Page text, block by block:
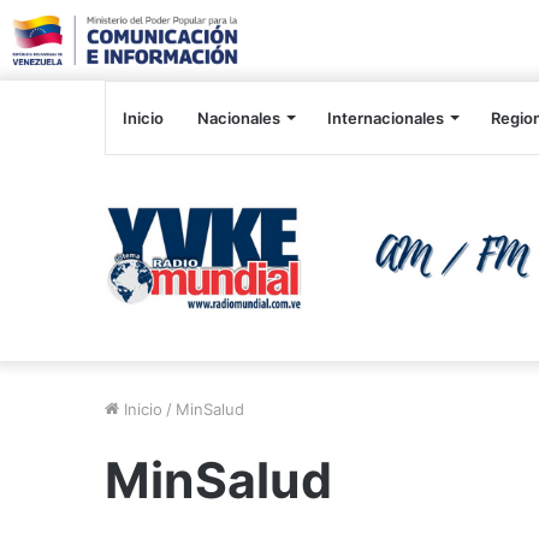
Inicio Nacionales Internacionales
Inicio / MinSalud
MinSalud